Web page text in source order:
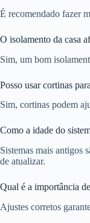
É recomendado fazer
O isolamento da casa
Sim, um bom
Posso usar cortinas
Sim, cortinas podem
Como a idade do
Sistemas mais antigos
de atualizar.
Qual é a importância
Ajustes corretos